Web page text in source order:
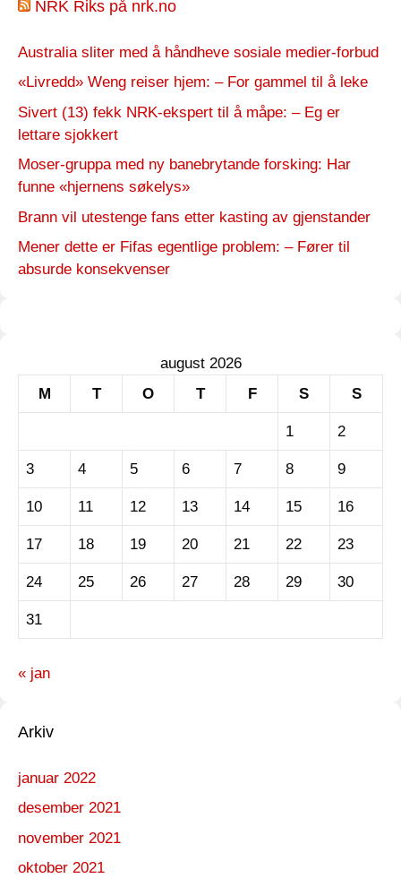
NRK Riks på nrk.no
Australia sliter med å håndheve sosiale medier-forbud
«Livredd» Weng reiser hjem: – For gammel til å leke
Sivert (13) fekk NRK-ekspert til å måpe: – Eg er
lettare sjokkert
Moser-gruppa med ny banebrytande forsking: Har
funne «hjernens søkelys»
Brann vil utestenge fans etter kasting av gjenstander
Mener dette er Fifas egentlige problem: – Fører til
absurde konsekvenser
august 2026
M
T O T F S S
1 2
3 4 5 6 7 8 9
10 11 12 13 14 15 16
17 18 19 20 21 22 23
24 25 26 27 28 29 30
31
« jan
Arkiv
januar 2022
desember 2021
november 2021
oktober 2021